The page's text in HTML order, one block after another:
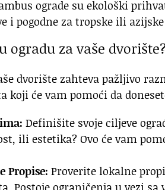
ograde su ekološki
i pogodne za tropske ili
ogradu za vaše
dvorište zahteva pažljivo
koji će vam pomoći da
Definišite svoje ciljeve
ili estetika? Ovo će vam
Propise: Proverite lokalne